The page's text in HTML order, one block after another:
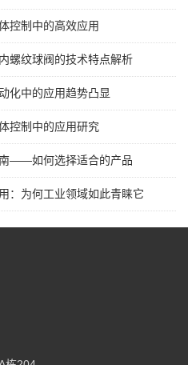
控制中的高效应用
螺纹球阀的技术特点解析
化中的应用趋势凸显
控制中的应用研究
——如何选择适合的产品
：为何工业领域如此青睐它